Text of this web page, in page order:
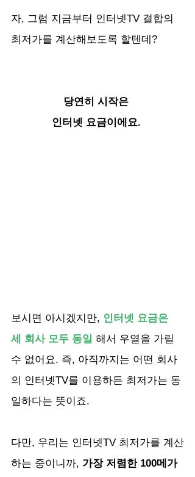
자, 그럼 지금부터 인터넷TV 결합의
최저가를 계산해보도록 할텐데?
당연히 시작은
인터넷 요금이에요.
보시면 아시겠지만, 인터넷 요금은
세 회사 모두 동일 해서 우열을 가릴
수 없어요. 즉, 아직까지는 어떤 회사
의 인터넷TV를 이용하든 최저가는 동
일하다는 뜻이죠.
다만, 우리는 인터넷TV 최저가를 계산
하는 중이니까, 가장 저렴한 100메가